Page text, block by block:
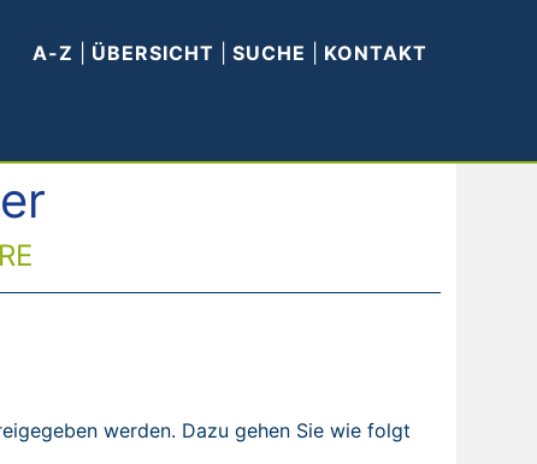
A-Z ÜBERSICHT |SUCHE KONTAKT
werden. Dazu gehen Sie wie folgt